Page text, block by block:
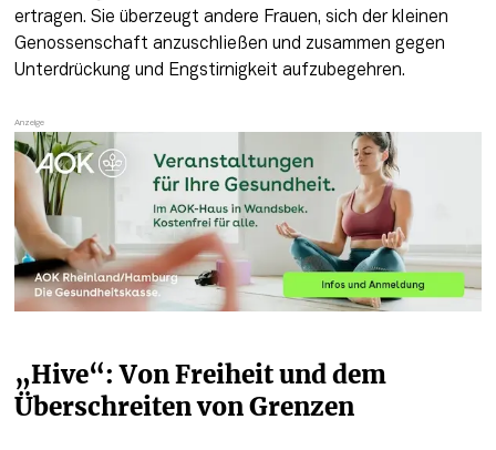
ertragen. Sie überzeugt andere Frauen, sich der kleinen
Genossenschaft anzuschließen und zusammen gegen
Unterdrückung und Engstirnigkeit aufzubegehren.
„Hive“: Von Freiheit und dem
Überschreiten von Grenzen